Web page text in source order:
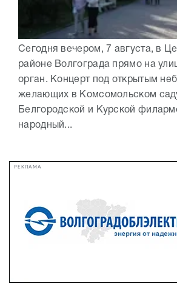
Сегодня вечером, 7 августа, в
районе Волгограда прямо на
орган. Концерт под открытым
желающих в Комсомольском
Белгородской и Курской
народный...
РЕКЛАМА